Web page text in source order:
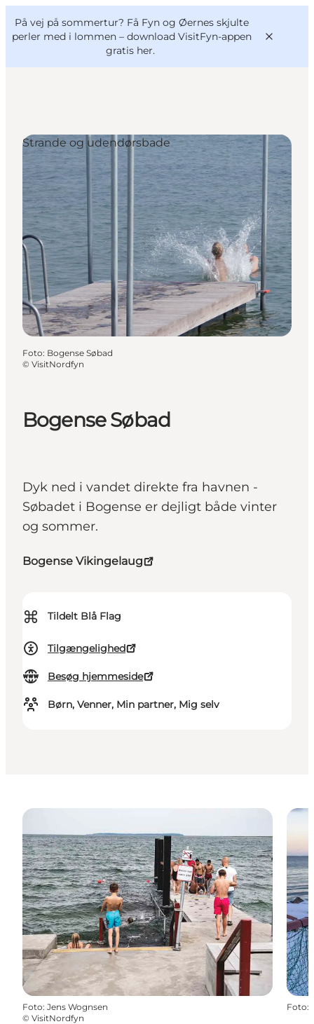
På vej på sommertur? Få Fyn og Øernes skjulte
perler med i lommen – download VisitFyn-appen
gratis her.
Oplevelser
Outdoor
Mad og drikke
Overnatning
Book lokale oplevelser
VisitFyn
Deutsch
Bogense Søbad
Dyk ned i vandet direkte fra havnen -
Søbadet i Bogense er dejligt både vinter
og sommer.
Bogense Vikingelaug
⌘ Tildelt Blå Flag
Tilgængelighed
Besøg hjemmeside
Børn, Venner, Min partner, Mig selv
Strande og udendørsbade
Foto: Bogense Søbad
© VisitNordfyn
Foto: Jens Wognsen
© VisitNordfyn
Foto: